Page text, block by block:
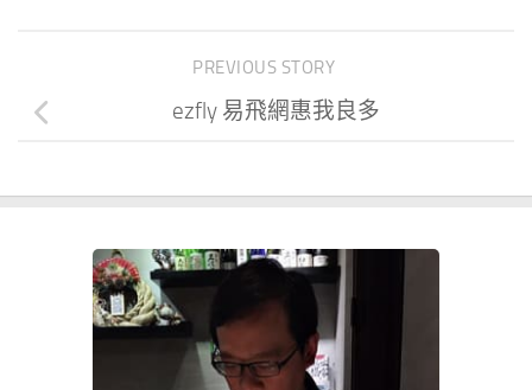
PREVIOUS STORY
ezfly 易飛網惠我良多